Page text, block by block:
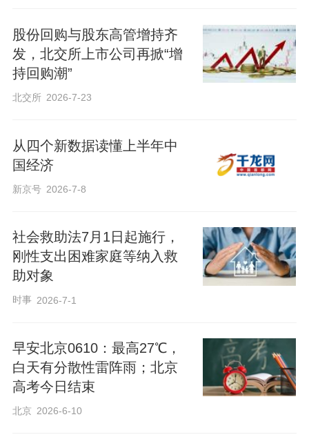
股份回购与股东高管增持齐
发，北交所上市公司再掀“增
持回购潮”
北交所 2026-7-23
从四个新数据读懂上半年中
国经济
新京号 2026-7-8
社会救助法7月1日起施行，
刚性支出困难家庭等纳入救
助对象
时事 2026-7-1
早安北京0610：最高27℃，
白天有分散性雷阵雨；北京
高考今日结束
北京 2026-6-10